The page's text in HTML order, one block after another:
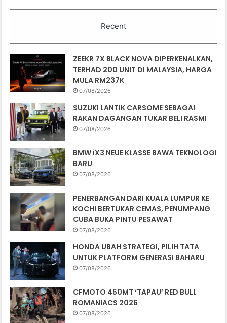
Recent
ZEEKR 7X BLACK NOVA DIPERKENALKAN,
TERHAD 200 UNIT DI MALAYSIA, HARGA
MULA RM237K
07/08/2026
SUZUKI LANTIK CARSOME SEBAGAI
RAKAN DAGANGAN TUKAR BELI RASMI
07/08/2026
BMW iX3 NEUE KLASSE BAWA TEKNOLOGI
BARU
07/08/2026
PENERBANGAN DARI KUALA LUMPUR KE
KOCHI BERTUKAR CEMAS, PENUMPANG
CUBA BUKA PINTU PESAWAT
07/08/2026
HONDA UBAH STRATEGI, PILIH TATA
UNTUK PLATFORM GENERASI BAHARU
07/08/2026
CFMOTO 450MT ‘TAPAU’ RED BULL
ROMANIACS 2026
07/08/2026